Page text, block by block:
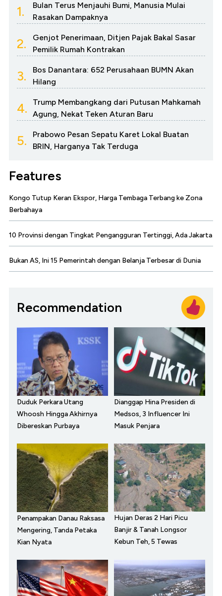
1.
Bulan Terus Menjauhi Bumi, Manusia Mulai
Rasakan Dampaknya
2.
Genjot Penerimaan, Ditjen Pajak Bakal Sasar
Pemilik Rumah Kontrakan
3.
Bos Danantara: 652 Perusahaan BUMN Akan
Hilang
4.
Trump Membangkang dari Putusan Mahkamah
Agung, Nekat Teken Aturan Baru
5.
Prabowo Pesan Sepatu Karet Lokal Buatan
BRIN, Harganya Tak Terduga
Features
Kongo Tutup Keran Ekspor, Harga Tembaga Terbang ke Zona
Berbahaya
10 Provinsi dengan Tingkat Pengangguran Tertinggi, Ada Jakarta
Bukan AS, Ini 15 Pemerintah dengan Belanja Terbesar di Dunia
Recommendation
Duduk Perkara Utang
Whoosh Hingga Akhirnya
Dibereskan Purbaya
Dianggap Hina Presiden di
Medsos, 3 Influencer Ini
Masuk Penjara
Penampakan Danau Raksasa
Mengering, Tanda Petaka
Kian Nyata
Hujan Deras 2 Hari Picu
Banjir & Tanah Longsor
Kebun Teh, 5 Tewas